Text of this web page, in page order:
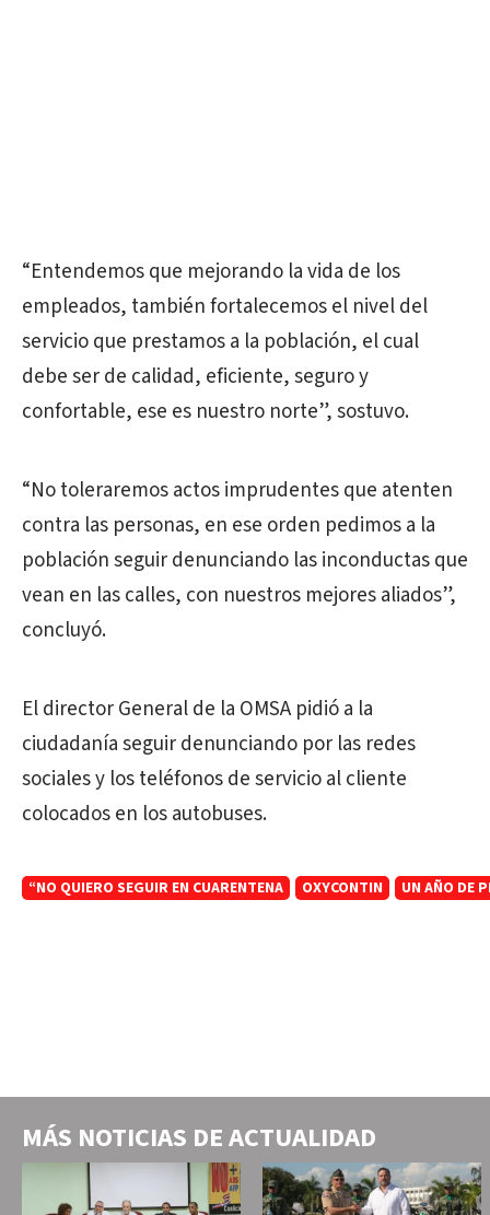
“Entendemos que mejorando la vida de los
empleados, también fortalecemos el nivel del
servicio que prestamos a la población, el cual
debe ser de calidad, eficiente, seguro y
confortable, ese es nuestro norte”, sostuvo.
“No toleraremos actos imprudentes que atenten
contra las personas, en ese orden pedimos a la
población seguir denunciando las inconductas que
vean en las calles, con nuestros mejores aliados”,
concluyó.
El director General de la OMSA pidió a la
ciudadanía seguir denunciando por las redes
sociales y los teléfonos de servicio al cliente
colocados en los autobuses.
“NO QUIERO SEGUIR EN CUARENTENA OXYCONTIN UN AÑO DE
MÁS NOTICIAS DEACTUALIDAD